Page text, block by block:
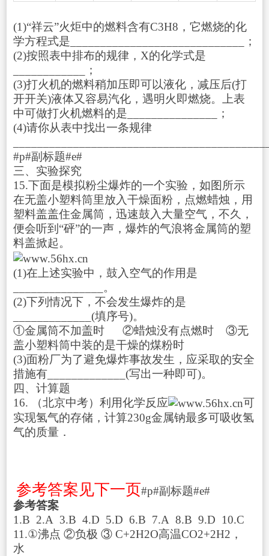
(1)“祥云”火炬中的燃料含有C3H8 ，它燃烧的化
学方程式是_____________________________；
(2)按照表中排布的规律，X的化学式是
____________；
(3)打火机的燃料稍加压即可以液化，减压后(打
开开关)液体又容易汽化，遇明火即燃烧。上表
中可做打火机燃料的是_______________；
(4)请你从表中找出一条规律
#p#副标题#e#
三、实验探究
15.下面是模拟粉尘爆炸的一个实验，如图所示
在无盖小塑料筒里放入干燥面粉，点燃蜡烛，用
塑料盖盖住金属筒，迅速鼓入大量空气，不久，
便会听到“砰”的一声，爆炸的气浪将金属筒的塑
料盖掀起。
(1)在上述实验中，鼓入空气的作用是
_______________。
(2)下列情况下，不会发生爆炸的是
_____________(填序号)。
①金属筒不加盖时 ②蜡烛没有点燃时 ③无
盖小塑料筒中装的是干燥的煤粉时
(3)面粉厂为了避免爆炸事故发生，应采取的安全
措施有_____________(写出一种即可)。
四、计算题
16. （北京中考）利用化学反应
可
实现氢气的存储，计算230g金属钠最多可吸收氢
气的质量．
参考答案见下一页#p#副标题#e#
参考答案
1.B 2.A 3.B 4.D 5.D 6.B 7.A 8.B 9.D 10.C
11.①沸点 ②负极 ③ C+2H2O高温CO2+2H2 ，
水